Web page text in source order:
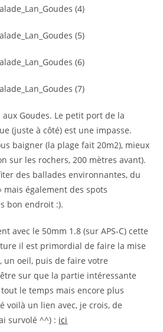
Goudes. Le petit port de la
(juste à côté) est une impasse.
baigner (la plage fait 20m2), mieux
sur les rochers, 200 mètres avant).
des ballades environnantes, du
également des spots
bon endroit :).
avec le 50mm 1.8 (sur APS-C) cette
il est primordial de faire la mise
un oeil, puis de faire votre
sur que la partie intéressante
le temps mais encore plus
voilà un lien avec, je crois, de
survolé ^^) : ici